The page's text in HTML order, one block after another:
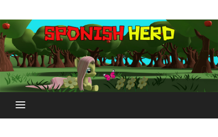
al
contenido
SPONISH HERD